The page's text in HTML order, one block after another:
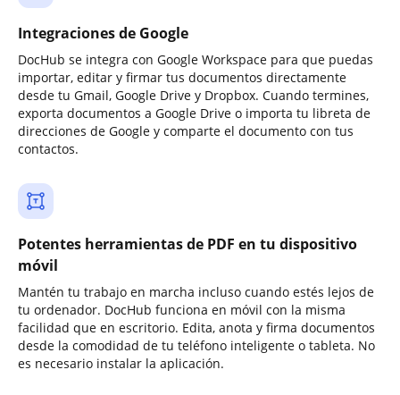
Integraciones de Google
DocHub se integra con Google Workspace para que puedas
importar, editar y firmar tus documentos directamente
desde tu Gmail, Google Drive y Dropbox. Cuando termines,
exporta documentos a Google Drive o importa tu libreta de
direcciones de Google y comparte el documento con tus
contactos.
Potentes herramientas de PDF en tu dispositivo
móvil
Mantén tu trabajo en marcha incluso cuando estés lejos de
tu ordenador. DocHub funciona en móvil con la misma
facilidad que en escritorio. Edita, anota y firma documentos
desde la comodidad de tu teléfono inteligente o tableta. No
es necesario instalar la aplicación.